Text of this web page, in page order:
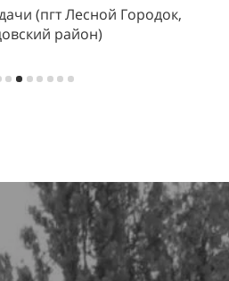
строительного мусора
8м3 (г.Москва